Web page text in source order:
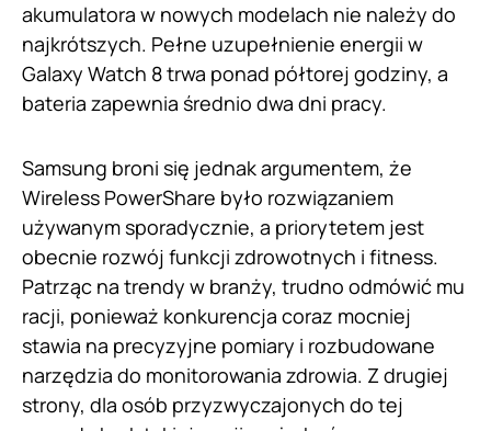
akumulatora w nowych modelach nie należy do
najkrótszych. Pełne uzupełnienie energii w
Galaxy Watch 8 trwa ponad półtorej godziny, a
bateria zapewnia średnio dwa dni pracy.
Samsung broni się jednak argumentem, że
Wireless PowerShare było rozwiązaniem
używanym sporadycznie, a priorytetem jest
obecnie rozwój funkcji zdrowotnych i fitness.
Patrząc na trendy w branży, trudno odmówić mu
racji, ponieważ konkurencja coraz mocniej
stawia na precyzyjne pomiary i rozbudowane
narzędzia do monitorowania zdrowia. Z drugiej
strony, dla osób przyzwyczajonych do tej